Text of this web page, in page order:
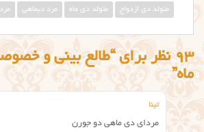
متولد دی ازدواج متولد دی ماه مرد دیماهی
93 نظر برای “طالع بینی و
ماه”
تینا
مردای دی ماهی دو جورن